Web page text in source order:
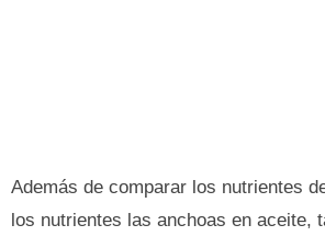
Además de comparar los nutrientes
los nutrientes las anchoas en aceite,